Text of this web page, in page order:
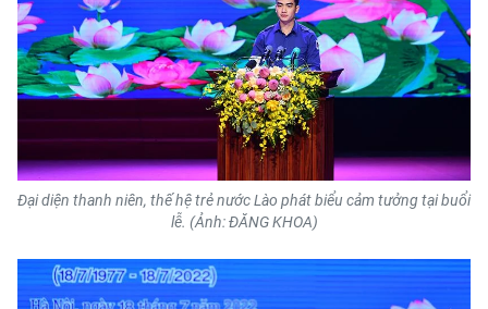
Đại diện thanh niên, thế hệ trẻ nước Lào phát biểu cảm tưởng tại buổi
lễ. (Ảnh: ĐĂNG KHOA)